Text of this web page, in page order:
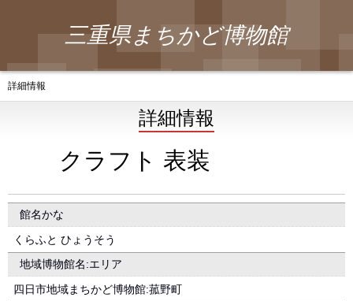
三重県まちかど博物館
詳細情報
詳細情報
クラフト 表装
館名かな
くらふと ひょうそう
地域博物館名:エリア
四日市地域まちかど博物館:菰野町